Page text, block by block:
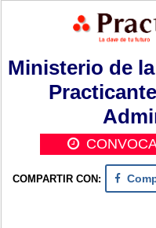
Ministerio de
COMPARTIR CON: